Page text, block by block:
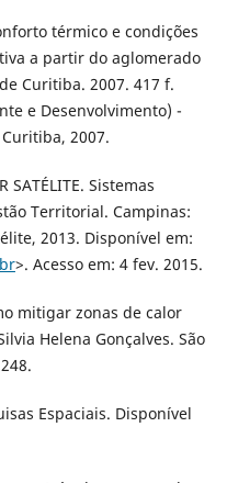
térmico e condições
a partir do aglomerado
Curitiba. 2007. 417 f.
e Desenvolvimento) -
2007.
SATÉLITE. Sistemas
Territorial. Campinas:
2013. Disponível em:
>. Acesso em: 4 fev. 2015.
mitigar zonas de calor
Helena Gonçalves. São
Espaciais. Disponível